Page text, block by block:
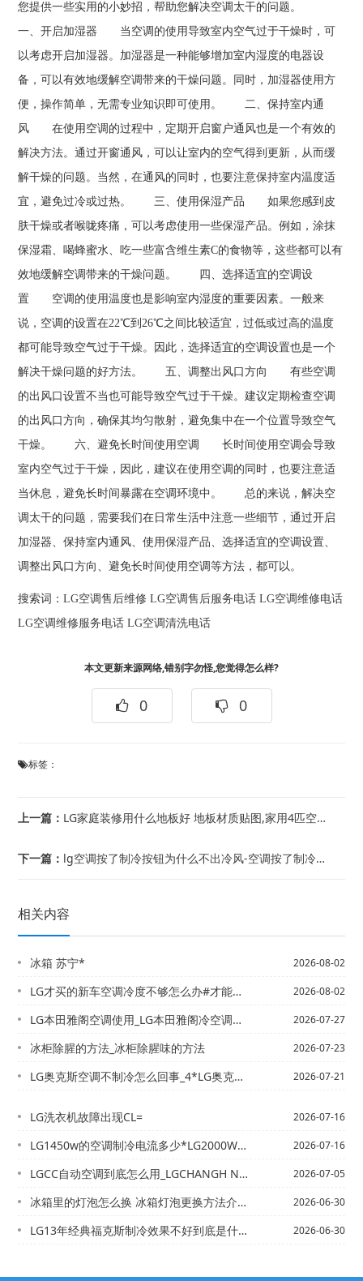
您提供一些实用的小妙招，帮助您解决空调太干的问题。
一、开启加湿器 当空调的使用导致室内空气过于干燥时，可
以考虑开启加湿器。加湿器是一种能够增加室内湿度的电器设
备，可以有效地缓解空调带来的干燥问题。同时，加湿器使用方
便，操作简单，无需专业知识即可使用。 二、保持室内通
风 在使用空调的过程中，定期开启窗户通风也是一个有效的
解决方法。通过开窗通风，可以让室内的空气得到更新，从而缓
解干燥的问题。当然，在通风的同时，也要注意保持室内温度适
宜，避免过冷或过热。 三、使用保湿产品 如果您感到皮
肤干燥或者喉咙疼痛，可以考虑使用一些保湿产品。例如，涂抹
保湿霜、喝蜂蜜水、吃一些富含维生素C的食物等，这些都可以有
效地缓解空调带来的干燥问题。 四、选择适宜的空调设
置 空调的使用温度也是影响室内湿度的重要因素。一般来
说，空调的设置在22℃到26℃之间比较适宜，过低或过高的温度
都可能导致空气过于干燥。因此，选择适宜的空调设置也是一个
解决干燥问题的好方法。 五、调整出风口方向 有些空调
的出风口设置不当也可能导致空气过于干燥。建议定期检查空调
的出风口方向，确保其均匀散射，避免集中在一个位置导致空气
干燥。 六、避免长时间使用空调 长时间使用空调会导致
室内空气过于干燥，因此，建议在使用空调的同时，也要注意适
当休息，避免长时间暴露在空调环境中。 总的来说，解决空
调太干的问题，需要我们在日常生活中注意一些细节，通过开启
加湿器、保持室内通风、使用保湿产品、选择适宜的空调设置、
调整出风口方向、避免长时间使用空调等方法，都可以。
搜索词：LG空调售后维修 LG空调售后服务电话 LG空调维修电话
LG空调维修服务电话 LG空调清洗电话
本文更新来源网络,错别字勿怪,您觉得怎么样?
0 0
标签：
上一篇： LG家庭装修用什么地板好 地板材质贴图,家用4匹空调用多粗的线-家用4匹空调用线...
下一篇： lg空调按了制冷按钮为什么不出冷风-空调按了制冷按钮不出冷风原因分析@空调按遥控...
相关内容
冰箱 苏宁* 2026-08-02
LG才买的新车空调冷度不够怎么办#才能快又省电 2026-08-02
LG本田雅阁空调使用_LG本田雅阁冷空调怎么开_2 2026-07-27
冰柜除腥的方法_冰柜除腥味的方法 2026-07-23
LG奥克斯空调不制冷怎么回事_4*LG奥克斯空调打在制冷模式压缩机不启动时什么原... 2026-07-21
LG洗衣机故障出现CL= 2026-07-16
LG1450w的空调制冷电流多少*LG2000W的暖风机每小时耗电和空调一样吗 2026-07-16
LGCC自动空调到底怎么用_LGCHANGH NG KK7B空调怎么调制冷_6 2026-07-05
冰箱里的灯泡怎么换 冰箱灯泡更换方法介绍_1】冰箱数字调大是冷还是热-冰箱温度调... 2026-06-30
LG13年经典福克斯制冷效果不好到底是什么原因-_2*LG13年现代朗动压缩机工... 2026-06-30